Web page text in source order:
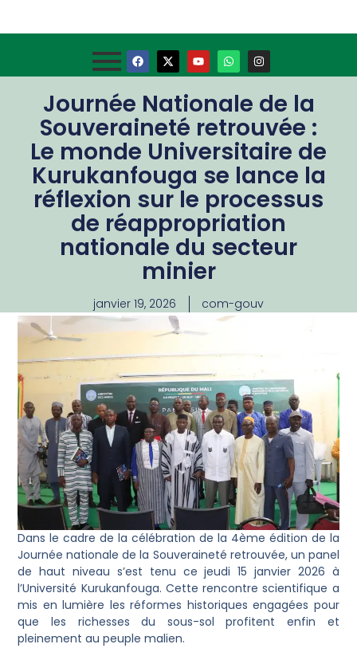
Journée Nationale de la
Souveraineté retrouvée :
Le monde Universitaire de
Kurukanfouga se lance la
réflexion sur le processus
de réappropriation
nationale du secteur
minier
janvier 19, 2026 com-gouv
Dans le cadre de la célébration de la 4ème édition de la
Journée nationale de la Souveraineté retrouvée, un panel
de haut niveau s’est tenu ce jeudi 15 janvier 2026 à
l’Université Kurukanfouga. Cette rencontre scientifique a
mis en lumière les réformes historiques engagées pour
que les richesses du sous-sol profitent enfin et
pleinement au peuple malien.